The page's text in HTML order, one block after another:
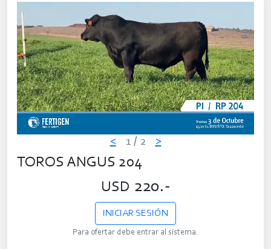
< 1 / 2 >
TOROS ANGUS 204
USD 220.-
INICIAR SESIÓN
Para ofertar debe entrar al sistema.